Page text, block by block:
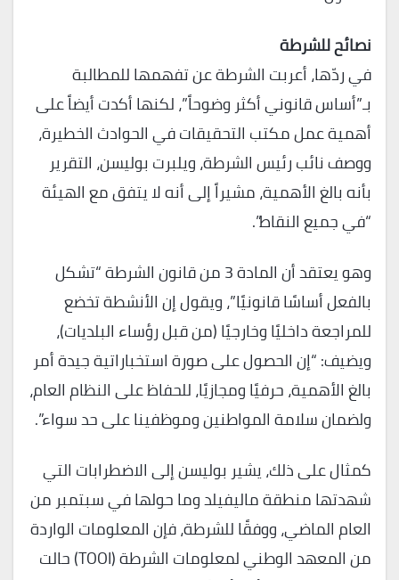
نصائح للشرطة
في ردّها، أعربت الشرطة عن تفهمها للمطالبة
بـ”أساس قانوني أكثر وضوحاً”، لكنها أكدت أيضاً على
أهمية عمل مكتب التحقيقات في الحوادث الخطيرة،
ووصف نائب رئيس الشرطة، ويلبرت بوليسن، التقرير
بأنه بالغ الأهمية، مشيراً إلى أنه لا يتفق مع الهيئة
“في جميع النقاط”.
وهو يعتقد أن المادة 3 من قانون الشرطة “تشكل
بالفعل أساسًا قانونيًا”، ويقول إن الأنشطة تخضع
للمراجعة داخليًا وخارجيًا (من قبل رؤساء البلديات)،
ويضيف: “إن الحصول على صورة استخباراتية جيدة أمر
بالغ الأهمية، حرفيًا ومجازيًا، للحفاظ على النظام العام،
ولضمان سلامة المواطنين وموظفينا على حد سواء”.
كمثال على ذلك، يشير بوليسن إلى الاضطرابات التي
شهدتها منطقة ماليفيلد وما حولها في سبتمبر من
العام الماضي، ووفقًا للشرطة، فإن المعلومات الواردة
من المعهد الوطني لمعلومات الشرطة (TOOI) حالت